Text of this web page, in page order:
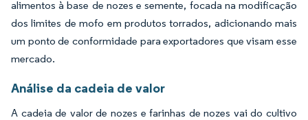
alimentos à base de nozes e semente, focada na modificação
dos limites de mofo em produtos torrados, adicionando mais
um ponto de conformidade para exportadores que visam esse
mercado.
Análise da cadeia de valor
A cadeia de valor de nozes e farinhas de nozes vai do cultivo